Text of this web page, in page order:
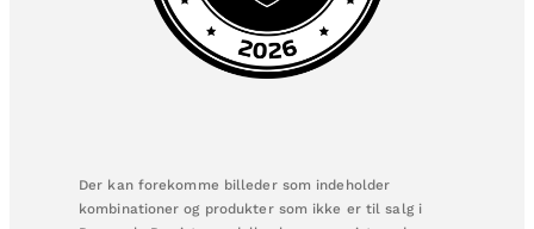
Der kan forekomme billeder som indeholder
kombinationer og produkter som ikke er til salg i